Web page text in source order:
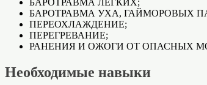
БАРОТРАВМА УХА, ГАЙМОРОВЫХ
ПЕРЕОХЛАЖДЕНИЕ;
ПЕРЕГРЕВАНИЕ;
РАНЕНИЯ И ОЖОГИ ОТ ОПАСНЫХ
Необходимые навыки